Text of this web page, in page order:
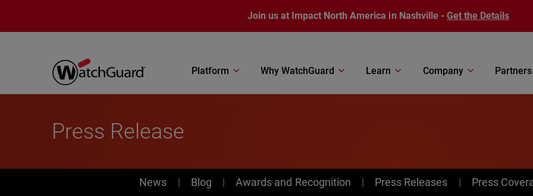
Join us at Impact North America in Nashville - Get the Details
Platform Why WatchGuard Learn Company Partners
Press Release
News
News Blog Awards and Recognition Press Releases Press